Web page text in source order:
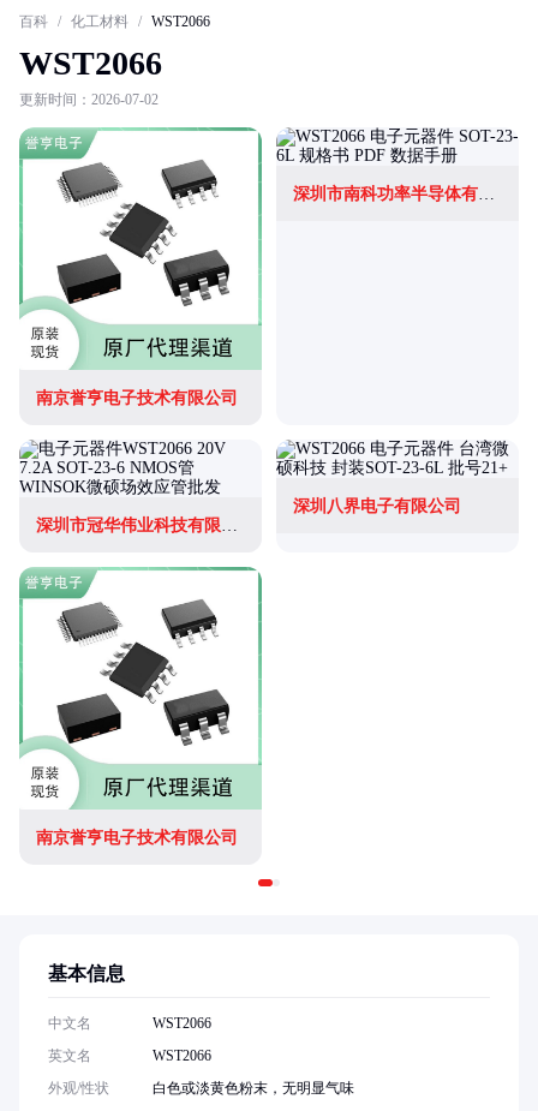
百科 / 化工材料 / WST2066
WST2066
更新时间：2026-07-02
南京誉亨电子技术有限公司
深圳市南科功率半导体有限公司
深圳市冠华伟业科技有限公司
深圳八界电子有限公司
南京誉亨电子技术有限公司
基本信息
中文名
WST2066
英文名
WST2066
外观/性状
白色或淡黄色粉末，无明显气味